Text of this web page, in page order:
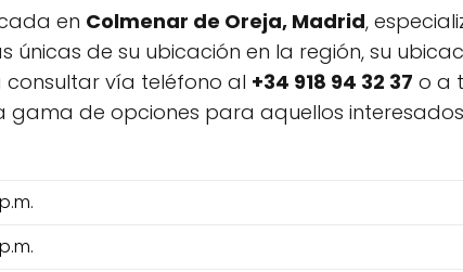
en Colmenar de Oreja, Madrid,
de su ubicación en la región, su
vía teléfono al +34 918 94 32 37 o a
gama de opciones para aquellos